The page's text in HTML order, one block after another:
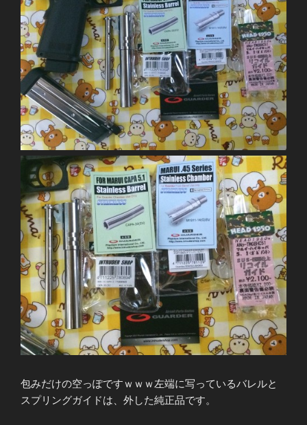
包みだけの空っぽですｗｗｗ左端に写っているバレルと
スプリングガイドは、外した純正品です。